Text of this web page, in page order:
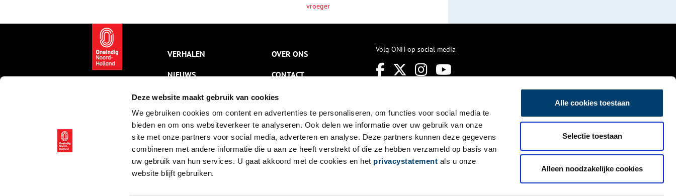
Deze website maakt gebruik van cookies
We gebruiken cookies om content en advertenties te personaliseren, om functies voor social media te
bieden en om ons websiteverkeer te analyseren. Ook delen we informatie over uw gebruik van onze
site met onze partners voor social media, adverteren en analyse. Deze partners kunnen deze gegevens
combineren met andere informatie die u aan ze heeft verstrekt of die ze hebben verzameld op basis van
uw gebruik van hun services. U gaat akkoord met de cookies en het privacystatement als u onze
website blijft gebruiken.
Alle cookies toestaan
Selectie toestaan
Alleen noodzakelijke cookies
vroeger
VERHALEN
NIEUWS
KALENDER
THEMA’S
ACTIVITEITEN
VIDEO’S
OVER ONS
CONTACT
NIEUWSBRIEF
DISCLAIMER
PRIVACY
TOEGANKELIJKHEID
Volg ONH op social media